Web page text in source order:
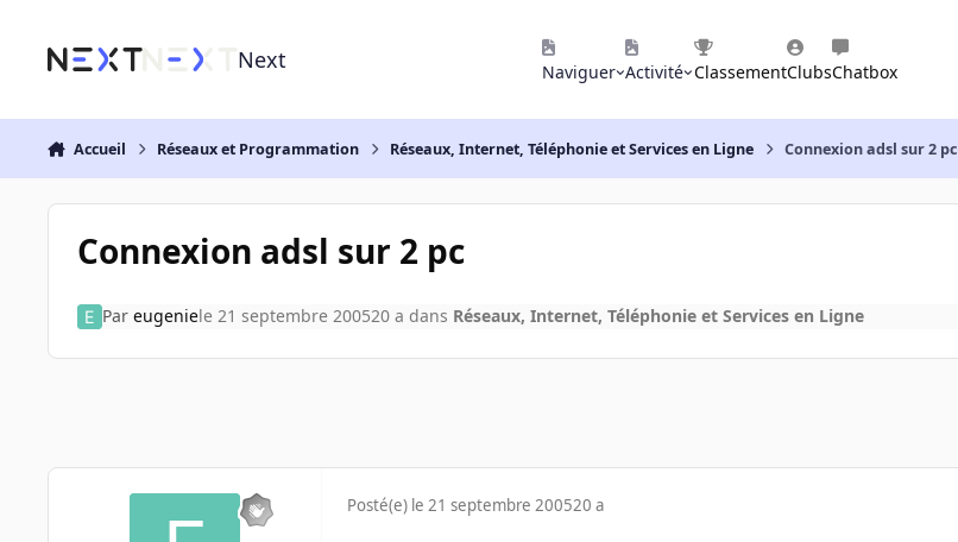
Next Naviguer Activité ClassementClubsChatbox
Accueil Réseaux et Programmation Réseaux, Internet, Téléphonie et Services en Ligne Connexion adsl sur 2 pc
Connexion adsl sur 2 pc
Par eugeniele 21 septembre 200520 a dans Réseaux, Internet, Téléphonie et Services en Ligne
Posté(e) le 21 septembre 200520 a